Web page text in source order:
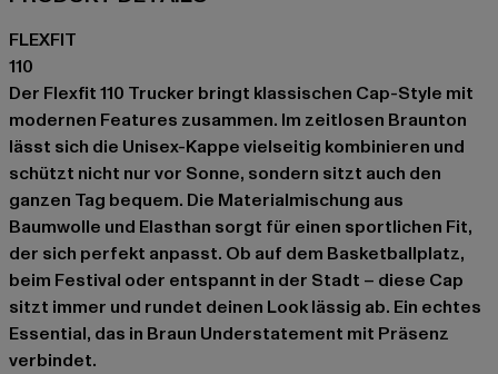
FLEXFIT
110
Der Flexfit 110 Trucker bringt klassischen Cap-Style mit
modernen Features zusammen. Im zeitlosen Braunton
lässt sich die Unisex-Kappe vielseitig kombinieren und
schützt nicht nur vor Sonne, sondern sitzt auch den
ganzen Tag bequem. Die Materialmischung aus
Baumwolle und Elasthan sorgt für einen sportlichen Fit,
der sich perfekt anpasst. Ob auf dem Basketballplatz,
beim Festival oder entspannt in der Stadt – diese Cap
sitzt immer und rundet deinen Look lässig ab. Ein echtes
Essential, das in Braun Understatement mit Präsenz
verbindet.